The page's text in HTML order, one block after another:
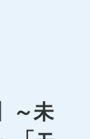
～未